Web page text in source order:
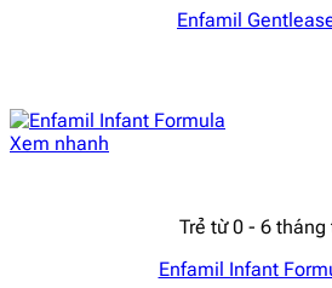
Enfamil
Xem nhanh
Trẻ từ 0 - 6 tháng
Enfamil Infant